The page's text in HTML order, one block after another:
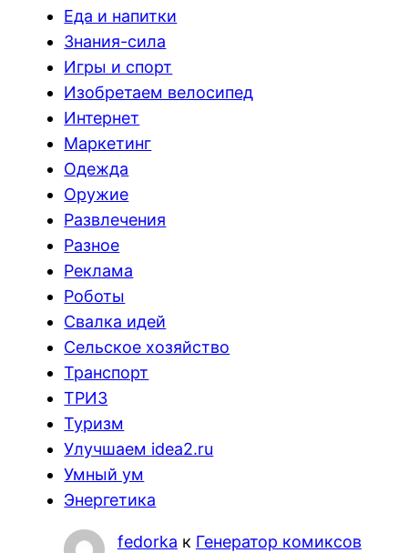
Еда и напитки
Знания-сила
Игры и спорт
Изобретаем велосипед
Интернет
Маркетинг
Одежда
Оружие
Развлечения
Разное
Реклама
Роботы
Свалка идей
Сельское хозяйство
Транспорт
ТРИЗ
Туризм
Улучшаем idea2.ru
Умный ум
Энергетика
fedorka к Генератор комиксов